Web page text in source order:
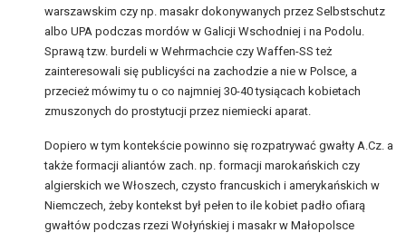
warszawskim czy np. masakr dokonywanych przez Selbstschutz
albo UPA podczas mordów w Galicji Wschodniej i na Podolu.
Sprawą tzw. burdeli w Wehrmachcie czy Waffen-SS też
zainteresowali się publicyści na zachodzie a nie w Polsce, a
przecież mówimy tu o co najmniej 30-40 tysiącach kobietach
zmuszonych do prostytucji przez niemiecki aparat.
Dopiero w tym kontekście powinno się rozpatrywać gwałty A.Cz. a
także formacji aliantów zach. np. formacji marokańskich czy
algierskich we Włoszech, czysto francuskich i amerykańskich w
Niemczech, żeby kontekst był pełen to ile kobiet padło ofiarą
gwałtów podczas rzezi Wołyńskiej i masakr w Małopolsce